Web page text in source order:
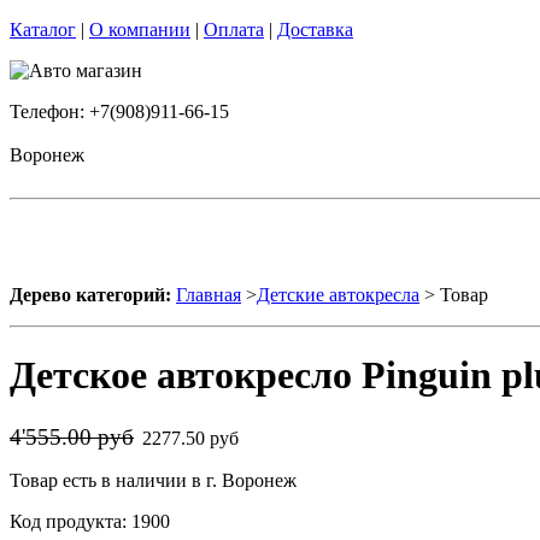
Каталог | О компании | Оплата | Доставка
Телефон: +7(908)911-66-15
Воронеж
Дерево категорий: Главная >Детские автокресла > Товар
Детское автокресло Pinguin
4'555.00 руб 2277.50 руб
Товар есть в наличии в г. Воронеж
Код продукта: 1900